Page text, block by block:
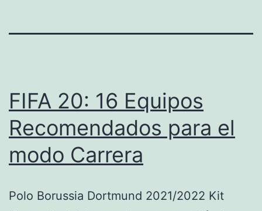
FIFA 20: 16 Equipos
Recomendados para el
modo Carrera
Polo Borussia Dortmund 2021/2022 Kit